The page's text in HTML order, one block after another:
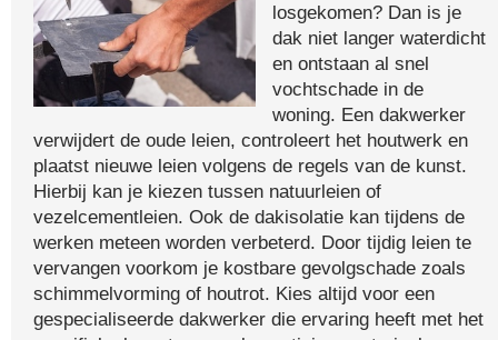
losgekomen? Dan is je
dak niet langer waterdicht
en ontstaan al snel
vochtschade in de
woning. Een dakwerker
verwijdert de oude leien, controleert het houtwerk en
plaatst nieuwe leien volgens de regels van de kunst.
Hierbij kan je kiezen tussen natuurleien of
vezelcementleien. Ook de dakisolatie kan tijdens de
werken meteen worden verbeterd. Door tijdig leien te
vervangen voorkom je kostbare gevolgschade zoals
schimmelvorming of houtrot. Kies altijd voor een
gespecialiseerde dakwerker die ervaring heeft met het